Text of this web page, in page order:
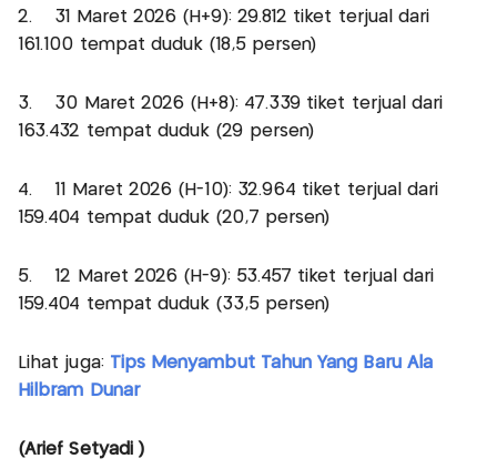
2. 31 Maret 2026 (H+9): 29.812 tiket terjual dari
161.100 tempat duduk (18,5 persen)
3. 30 Maret 2026 (H+8): 47.339 tiket terjual dari
163.432 tempat duduk (29 persen)
4. 11 Maret 2026 (H-10): 32.964 tiket terjual dari
159.404 tempat duduk (20,7 persen)
5. 12 Maret 2026 (H-9): 53.457 tiket terjual dari
159.404 tempat duduk (33,5 persen)
Lihat juga: Tips Menyambut Tahun Yang Baru Ala
Hilbram Dunar
(Arief Setyadi )